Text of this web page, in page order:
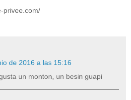
privee.com/
de 2016 a las 15:16
un monton, un besin guapi